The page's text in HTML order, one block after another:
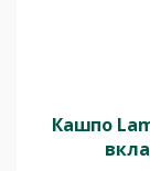
Кашпо